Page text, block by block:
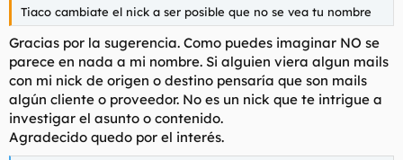
Tiaco cambiate el nick a ser posible que no se vea tu nombre
Gracias por la sugerencia. Como puedes imaginar NO se
parece en nada a mi nombre. Si alguien viera algun mails
con mi nick de origen o destino pensaría que son mails
algún cliente o proveedor. No es un nick que te intrigue a
investigar el asunto o contenido.
Agradecido quedo por el interés.